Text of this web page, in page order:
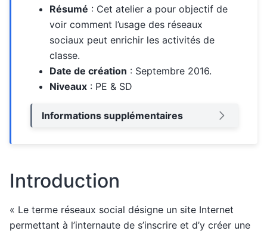
Résumé : Cet atelier a pour objectif de
voir comment l’usage des réseaux
sociaux peut enrichir les activités de
classe.
Date de création : Septembre 2016.
Niveaux : PE & SD
Informations supplémentaires
Introduction
« Le terme réseaux social désigne un site Internet
permettant à l’internaute de s’inscrire et d’y créer une